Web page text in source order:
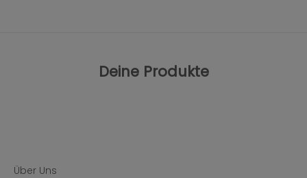
Deine Produkte
Über Uns